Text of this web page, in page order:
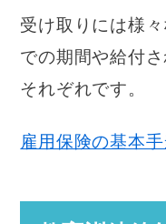
受け取りには様
での期間や給付
それぞれです。
雇用保険の基本手